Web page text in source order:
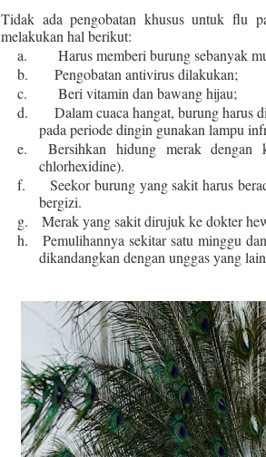
Tidak ada pengobatan khusus untuk flu
melakukan hal berikut:
a.
Harus memberi burung sebanyak
b.
Pengobatan antivirus dilakukan;
c.
Beri vitamin dan bawang hijau;
d.
Dalam cuaca hangat, burung harus
pada periode dingin gunakan lampu
e.
Bersihkan hidung merak dengan
chlorhexidine).
f.
Seekor burung yang sakit harus
bergizi.
g.
Merak yang sakit dirujuk ke dokter
h.
Pemulihannya sekitar satu minggu
dikandangkan dengan unggas yang